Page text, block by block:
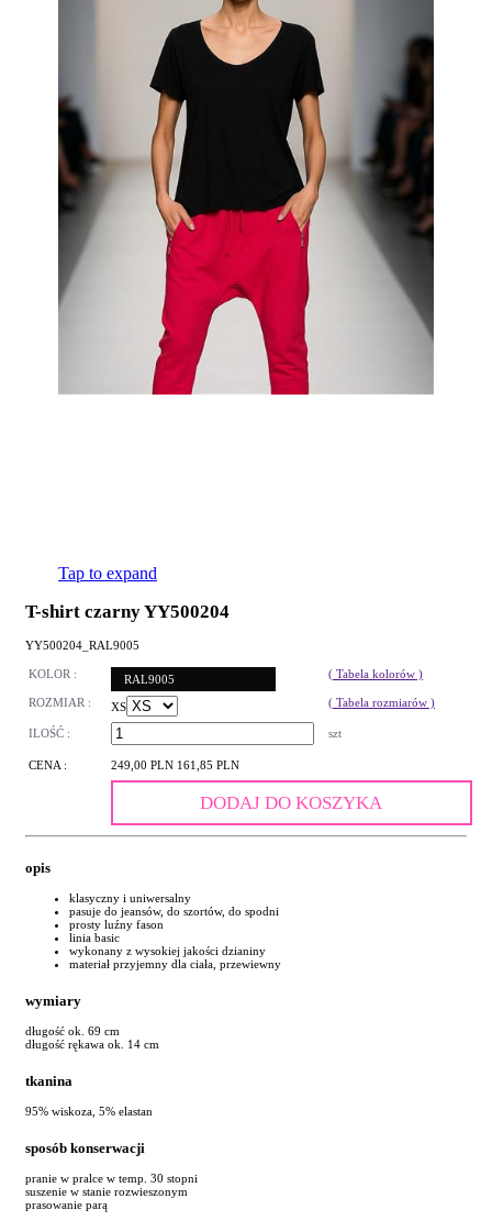
Tap to expand
T-shirt czarny YY500204
YY500204_RAL9005
KOLOR : RAL9005 ( Tabela kolorów )
ROZMIAR : XS ( Tabela rozmiarów )
ILOŚĆ : szt
CENA : 249,00 PLN 161,85 PLN
DODAJ DO KOSZYKA
opis
klasyczny i uniwersalny
pasuje do jeansów, do szortów, do spodni
prosty luźny fason
linia basic
wykonany z wysokiej jakości dzianiny
materiał przyjemny dla ciała, przewiewny
wymiary
długość ok. 69 cm
długość rękawa ok. 14 cm
tkanina
95% wiskoza, 5% elastan
sposób konserwacji
pranie w pralce w temp. 30 stopni
suszenie w stanie rozwieszonym
prasowanie parą